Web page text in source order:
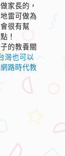
家長的，
雷可做為
很有幫
！
的教養關
灣也可以
網路時代教